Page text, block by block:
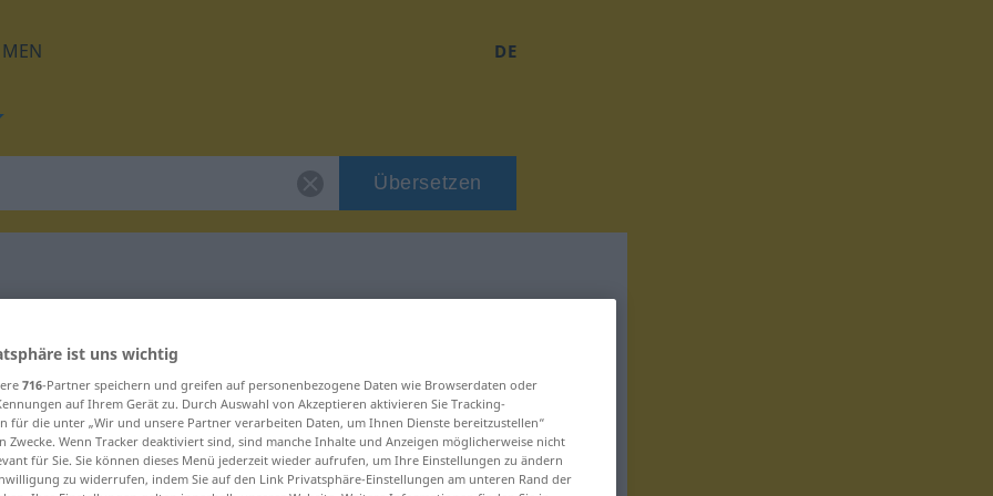
DE
Übersetzen
"inbrünstig"
ist uns wichtig
716-Partner speichern und greifen auf personenbezogene Daten wie Browserdaten oder
auf Ihrem Gerät zu. Durch Auswahl von Akzeptieren aktivieren Sie Tracking-
für die unter „Wir und unsere Partner verarbeiten Daten, um Ihnen Dienste bereitzustellen“
Zwecke. Wenn Tracker deaktiviert sind, sind manche Inhalte und Anzeigen möglicherweise nicht
für Sie. Sie können dieses Menü jederzeit wieder aufrufen, um Ihre Einstellungen zu ändern
zu widerrufen, indem Sie auf den Link Privatsphäre-Einstellungen am unteren Rand der